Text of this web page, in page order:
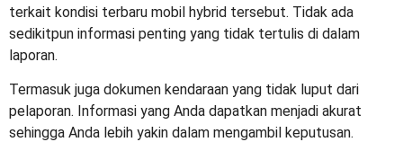
terkait kondisi terbaru mobil hybrid tersebut. Tidak ada
sedikitpun informasi penting yang tidak tertulis di dalam
laporan.
Termasuk juga dokumen kendaraan yang tidak luput dari
pelaporan. Informasi yang Anda dapatkan menjadi akurat
sehingga Anda lebih yakin dalam mengambil keputusan.